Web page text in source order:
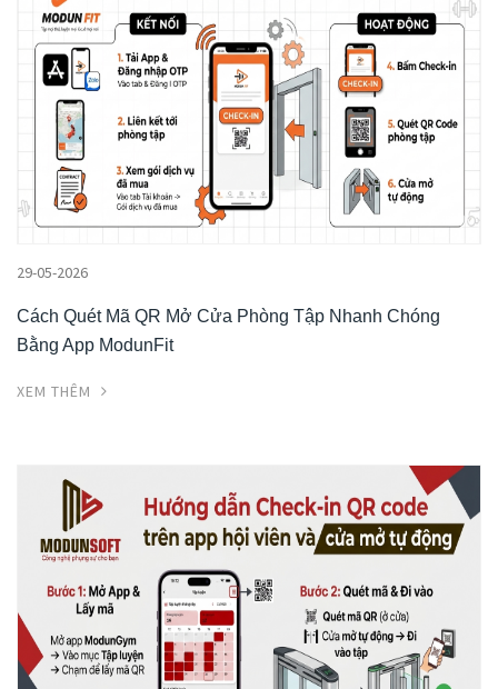
29-05-2026
Cách Quét Mã QR Mở Cửa Phòng Tập Nhanh Chóng
Bằng App ModunFit
XEM THÊM